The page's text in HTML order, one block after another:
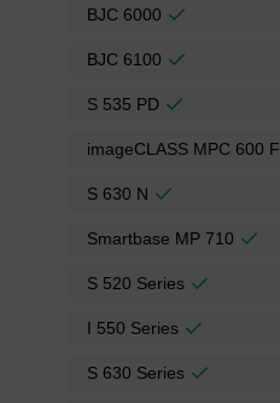
BJC 6000
BJC 6100
S 535 PD
imageCLASS MPC 600 F
S 630 N
Smartbase MP 710
S 520 Series
I 550 Series
S 630 Series